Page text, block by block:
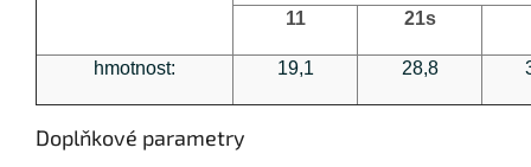
11 21s
hmotnost: 19,1 28,8
Doplňkové parametry